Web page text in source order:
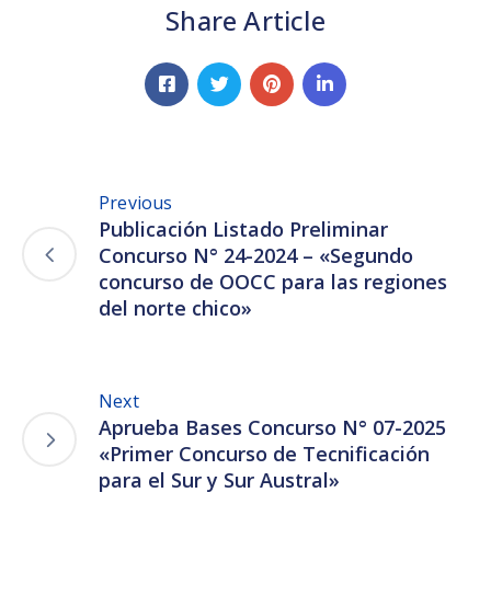
Share Article
Previous
Publicación Listado Preliminar
Concurso N° 24-2024 – «Segundo
concurso de OOCC para las regiones
del norte chico»
Next
Aprueba Bases Concurso N° 07-2025
«Primer Concurso de Tecnificación
para el Sur y Sur Austral»